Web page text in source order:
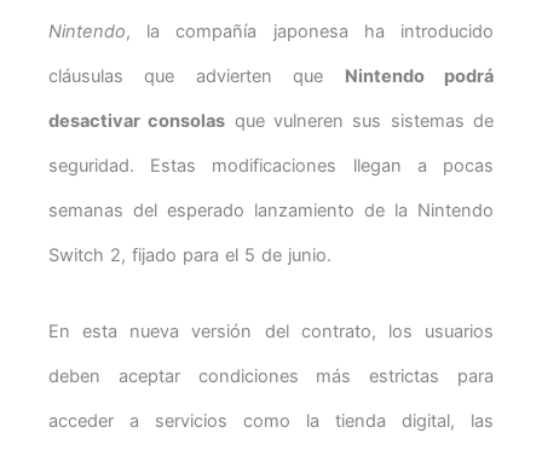
Nintendo, la compañía japonesa ha introducido
cláusulas que advierten que Nintendo podrá
desactivar consolas que vulneren sus sistemas de
seguridad. Estas modificaciones llegan a pocas
semanas del esperado lanzamiento de la Nintendo
Switch 2, fijado para el 5 de junio.
En esta nueva versión del contrato, los usuarios
deben aceptar condiciones más estrictas para
acceder a servicios como la tienda digital, las